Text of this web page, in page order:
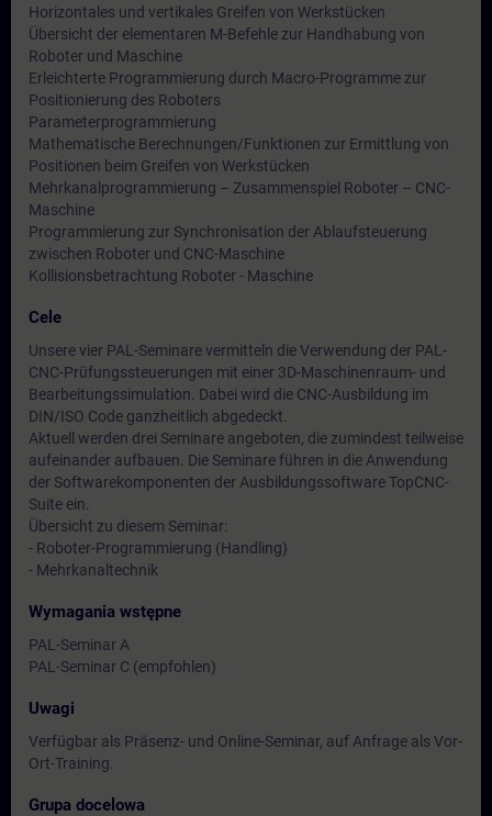
Horizontales und vertikales Greifen von Werkstücken
Übersicht der elementaren M-Befehle zur Handhabung von
Roboter und Maschine
Erleichterte Programmierung durch Macro-Programme zur
Positionierung des Roboters
Parameterprogrammierung
Mathematische Berechnungen/Funktionen zur Ermittlung von
Positionen beim Greifen von Werkstücken
Mehrkanalprogrammierung – Zusammenspiel Roboter – CNC-
Maschine
Programmierung zur Synchronisation der Ablaufsteuerung
zwischen Roboter und CNC-Maschine
Kollisionsbetrachtung Roboter - Maschine
Cele
Unsere vier PAL-Seminare vermitteln die Verwendung der PAL-
CNC-Prüfungssteuerungen mit einer 3D-Maschinenraum- und
Bearbeitungssimulation. Dabei wird die CNC-Ausbildung im
DIN/ISO Code ganzheitlich abgedeckt.
Aktuell werden drei Seminare angeboten, die zumindest teilweise
aufeinander aufbauen. Die Seminare führen in die Anwendung
der Softwarekomponenten der Ausbildungssoftware TopCNC-
Suite ein.
Übersicht zu diesem Seminar:
- Roboter-Programmierung (Handling)
- Mehrkanaltechnik
Wymagania wstępne
PAL-Seminar A
PAL-Seminar C (empfohlen)
Uwagi
Verfügbar als Präsenz- und Online-Seminar, auf Anfrage als Vor-
Ort-Training.
Grupa docelowa